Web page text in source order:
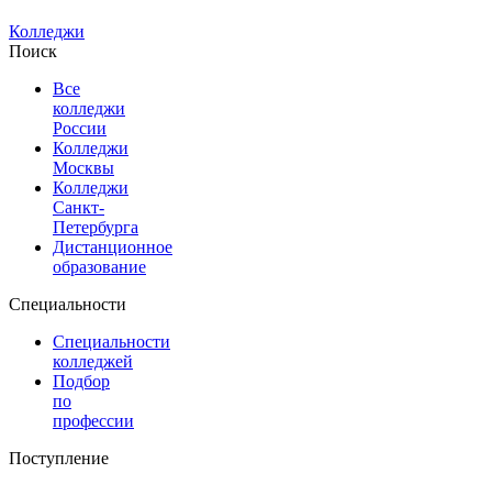
Колледжи
Поиск
Все
колледжи
России
Колледжи
Москвы
Колледжи
Санкт-
Петербурга
Дистанционное
образование
Специальности
Специальности
колледжей
Подбор
по
профессии
Поступление